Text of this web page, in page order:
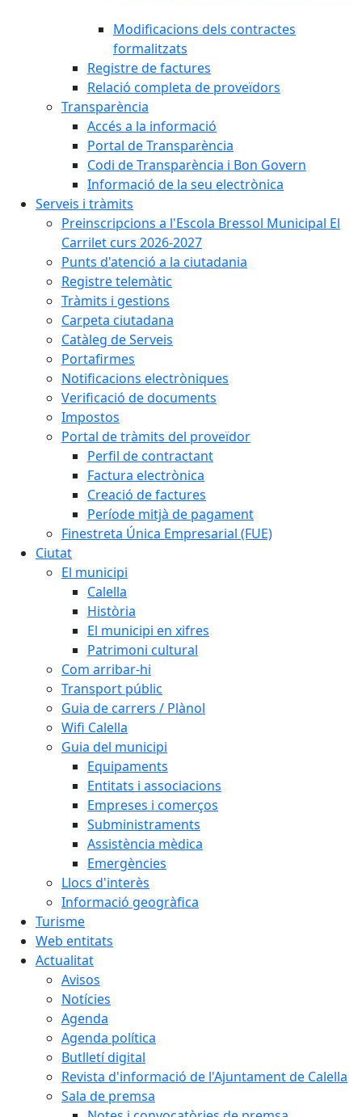
Modificacions dels contractes
formalitzats
Registre de factures
Relació completa de proveïdors
Transparència
Accés a la informació
Portal de Transparència
Codi de Transparència i Bon Govern
Informació de la seu electrònica
Serveis i tràmits
Preinscripcions a l'Escola Bressol Municipal El
Carrilet curs 2026-2027
Punts d'atenció a la ciutadania
Registre telemàtic
Tràmits i gestions
Carpeta ciutadana
Catàleg de Serveis
Portafirmes
Notificacions electròniques
Verificació de documents
Impostos
Portal de tràmits del proveïdor
Perfil de contractant
Factura electrònica
Creació de factures
Període mitjà de pagament
Finestreta Única Empresarial (FUE)
Ciutat
El municipi
Calella
Història
El municipi en xifres
Patrimoni cultural
Com arribar-hi
Transport públic
Guia de carrers / Plànol
Wifi Calella
Guia del municipi
Equipaments
Entitats i associacions
Empreses i comerços
Subministraments
Assistència mèdica
Emergències
Llocs d'interès
Informació geogràfica
Turisme
Web entitats
Actualitat
Avisos
Notícies
Agenda
Agenda política
Butlletí digital
Revista d'informació de l'Ajuntament de Calella
Sala de premsa